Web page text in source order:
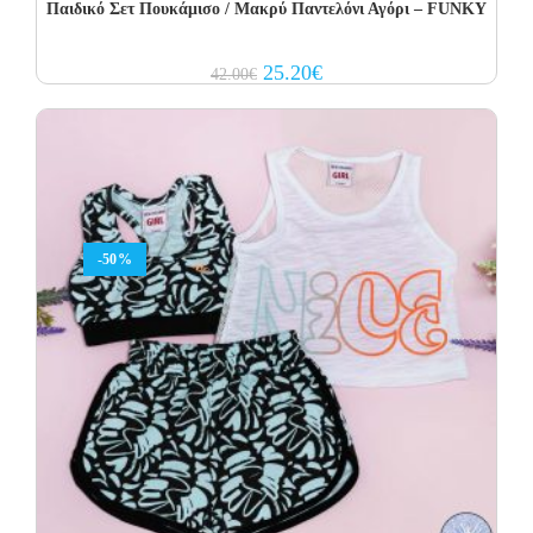
Παιδικό Σετ Πουκάμισο / Μακρύ Παντελόνι Αγόρι – FUNKY
42.00€ Original
price
25.20€Current
price
-50%